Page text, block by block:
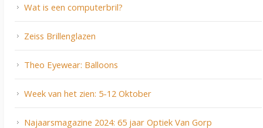
Wat is een computerbril?
Zeiss Brillenglazen
Theo Eyewear: Balloons
Week van het zien: 5-12 Oktober
Najaarsmagazine 2024: 65 jaar Optiek Van Gorp